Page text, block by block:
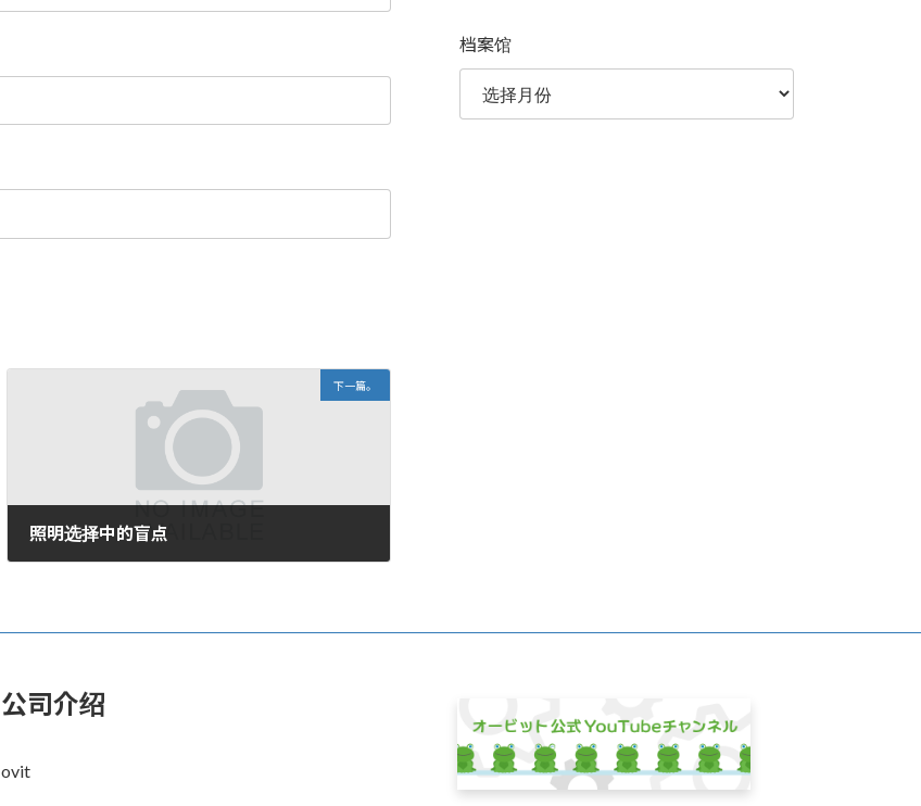
下一篇。
照明选择中的盲点
档案馆
公司介绍
ovit